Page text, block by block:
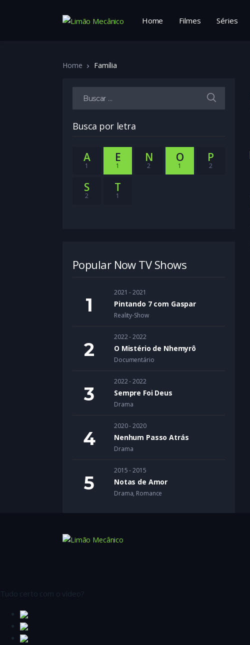
Home Filmes Séries
Home Família
Buscar por:
Busca por letra
A
1
E
1
N
2
O
1
P
2
S
2
T
1
Popular Now TV Shows
2021 - 2021
Pintando 7 com Gaspar
Reality-Show
2022 - 2022
O Mistério de Nhemyrô
Documentário
2022 - 2022
Sempre Foi Deus
Drama
2020 - 2020
Nenhum Passo Atrás
Drama
2015 - 2015
Notas de Amor
Drama, Romance
Tudo certo com o vídeo?